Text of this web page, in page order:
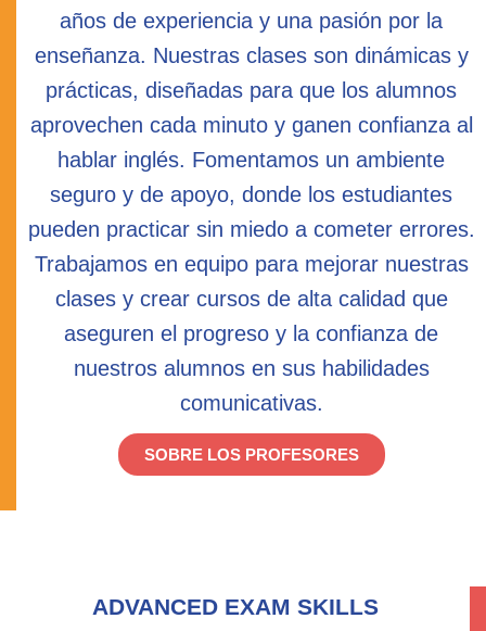
años de experiencia y una pasión por la
enseñanza. Nuestras clases son dinámicas y
prácticas, diseñadas para que los alumnos
aprovechen cada minuto y ganen confianza al
hablar inglés. Fomentamos un ambiente
seguro y de apoyo, donde los estudiantes
pueden practicar sin miedo a cometer errores.
Trabajamos en equipo para mejorar nuestras
clases y crear cursos de alta calidad que
aseguren el progreso y la confianza de
nuestros alumnos en sus habilidades
comunicativas.
SOBRE LOS PROFESORES
ADVANCED EXAM SKILLS